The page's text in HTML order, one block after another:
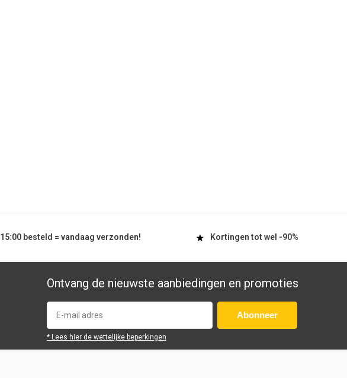
15:00besteld = vandaag verzonden! Kortingen tot wel -90%
Ontvang de nieuwste aanbiedingen en promoties
Abonneer
* Lees hier de wettelijke beperkingen